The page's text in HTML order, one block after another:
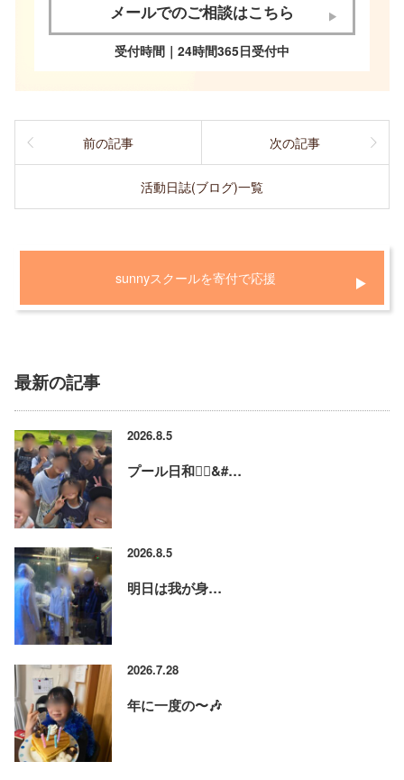
メールでのご相談はこちら
受付時間｜24時間365日受付中
前の記事
活動日誌(ブログ)一覧
次の記事
sunnyスクールを寄付で応援
最新の記事
2026.8.5
プール日和🏊‍♂&#…
2026.8.5
明日は我が身…
2026.7.28
年に一度の〜🎶